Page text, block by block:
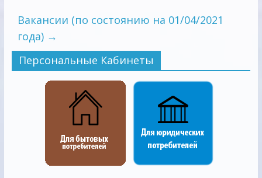
Вакансии (по состоянию на 01/04/2021
года) →
Персональные Кабинеты